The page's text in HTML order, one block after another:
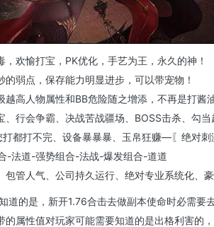
欢愉打宝，PK优化，手艺为王，永久的神！
弱点，保存能力明显进步，可以带宠物！
越高人物属性和BB危险随之增添，不再是打酱
行会争霸、决战苦战疆场、BOSS击杀、勾当
都打不完、设备暴暴暴、玉帛狂赚—〖绝对刺
-法道-强势组合-法战-爆发组合-道道
管人气、公司持久运行、绝对专业系统化、
道的是，新开1.76合击去做副本使命时必需要
的属性值对玩家可能需要知道的是出格利害的